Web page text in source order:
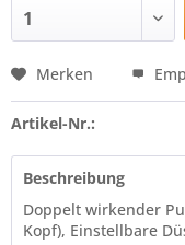
Merken
Artikel-Nr.:
Beschreibung
Doppelt wirkender
Kopf), Einstellbare